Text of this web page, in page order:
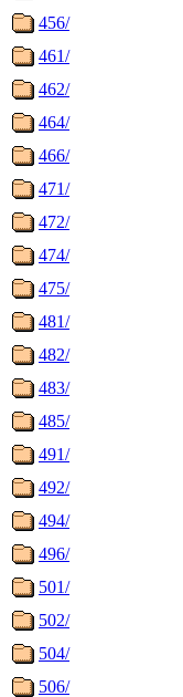
456/
461/
462/
464/
466/
471/
472/
474/
475/
481/
482/
483/
485/
491/
492/
494/
496/
501/
502/
504/
506/